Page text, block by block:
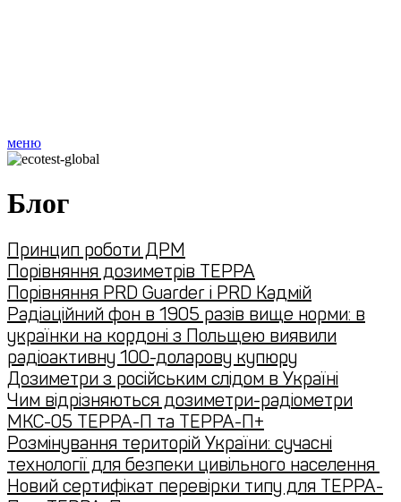
меню
Блог
Принцип роботи ДРМ
Порівняння дозиметрів ТЕРРА
Порівняння PRD Guarder і PRD Кадмій
Радіаційний фон в 1905 разів вище норми: в
українки на кордоні з Польщею виявили
радіоактивну 100-доларову купюру
Дозиметри з російським слідом в Україні
Чим відрізняються дозиметри-радіометри
МКС-05 ТЕРРА-П та ТЕРРА-П+
Розмінування територій України: сучасні
технології для безпеки цивільного населення
Новий сертифікат перевірки типу для ТЕРРА-